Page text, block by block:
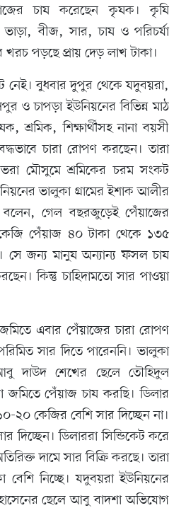
চাষ করেছেন কৃষক। কৃষি
ভাড়া, বীজ, সার, চাষ ও পরিচর্যা
খরচ পড়ছে প্রায় দেড় লাখ টাকা।
বুধবার দুপুর থেকে যদুবয়রা,
ও চাপড়া ইউনিয়নের বিভিন্ন মাঠ
শ্রমিক, শিক্ষার্থীসহ নানা বয়সী
চারা রোপণ করছেন। তারা
মৌসুমে শ্রমিকের চরম সংকট
ভালুকা গ্রামের ইশাক আলীর
গেল বছরজুড়েই পেঁয়াজের
পেঁয়াজ ৪০ টাকা থেকে ১৩৫
সে জন্য মানুষ অন্যান্য ফসল চাষ
কিন্তু চাহিদামতো সার পাওয়া
এবার পেঁয়াজের চারা রোপণ
সার দিতে পারেননি। ভালুকা
দাউদ শেখের ছেলে তৌহিদুল
জমিতে পেঁয়াজ চাষ করছি। ডিলার
২০ কেজির বেশি সার দিচ্ছেন না।
দিচ্ছেন। ডিলাররা সিন্ডিকেট করে
দামে সার বিক্রি করছে। তারা
বেশি নিচ্ছে। যদুবয়রা ইউনিয়নের
ছেলে আবু বাদশা অভিযোগ